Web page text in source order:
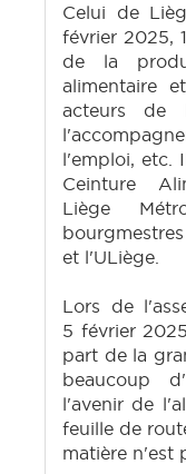
Celui de
février 2025,
de la
alimentaire
acteurs de
l'emploi, etc.
Ceinture
Liège
et l'ULiège.
Lors de
5 février
part de la
beaucoup
l'avenir de
feuille de
matière n'est